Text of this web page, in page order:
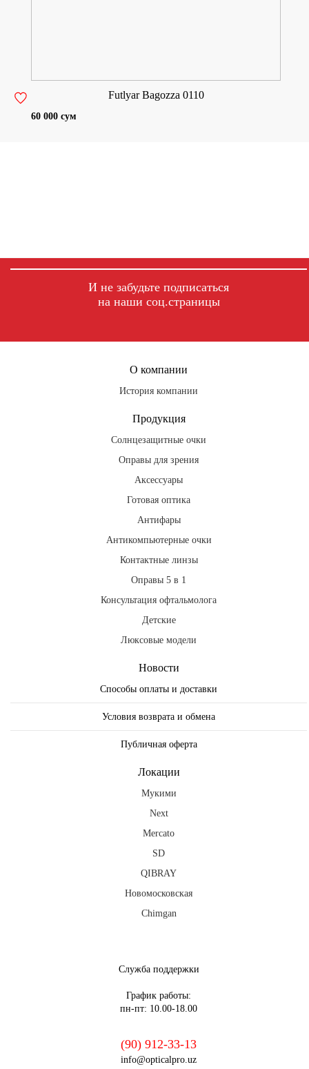
Futlyar Bagozza 0110
60 000 сум
И не забудьте подписаться
на наши соц.страницы
О компании
История компании
Продукция
Солнцезащитные очки
Оправы для зрения
Аксессуары
Готовая оптика
Антифары
Антикомпьютерные очки
Контактные линзы
Оправы 5 в 1
Консультация офтальмолога
Детские
Люксовые модели
Новости
Способы оплаты и доставки
Условия возврата и обмена
Публичная оферта
Локации
Мукими
Next
Mercato
SD
QIBRAY
Новомосковская
Chimgan
Служба поддержки
График работы:
пн-пт: 10.00-18.00
(90) 912-33-13
info@opticalpro.uz